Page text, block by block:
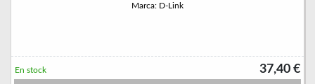
Marca: D-Link
37,40 €
En stock